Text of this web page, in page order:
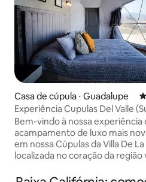
Casa de cúpula ⋅ Guadalupe
Experiência Cupulas Del Valle
Bem-vindo à nossa experiência
acampamento de luxo mais
em nossa Cúpulas da Villa De La
localizada no coração da região
Guadalupe). Durma sob o